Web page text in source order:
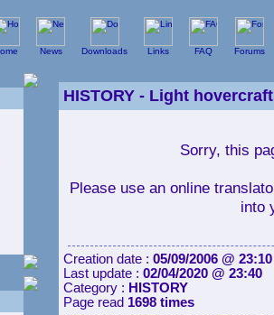
News Downloads Links FAQ Forums
HISTORY - Light
Sorry, this
Please use an online
into
Creation date : 05/09/2006 @ 23:10
Last update : 02/04/2020 @ 23:40
Category : HISTORY
Page read 1698 times